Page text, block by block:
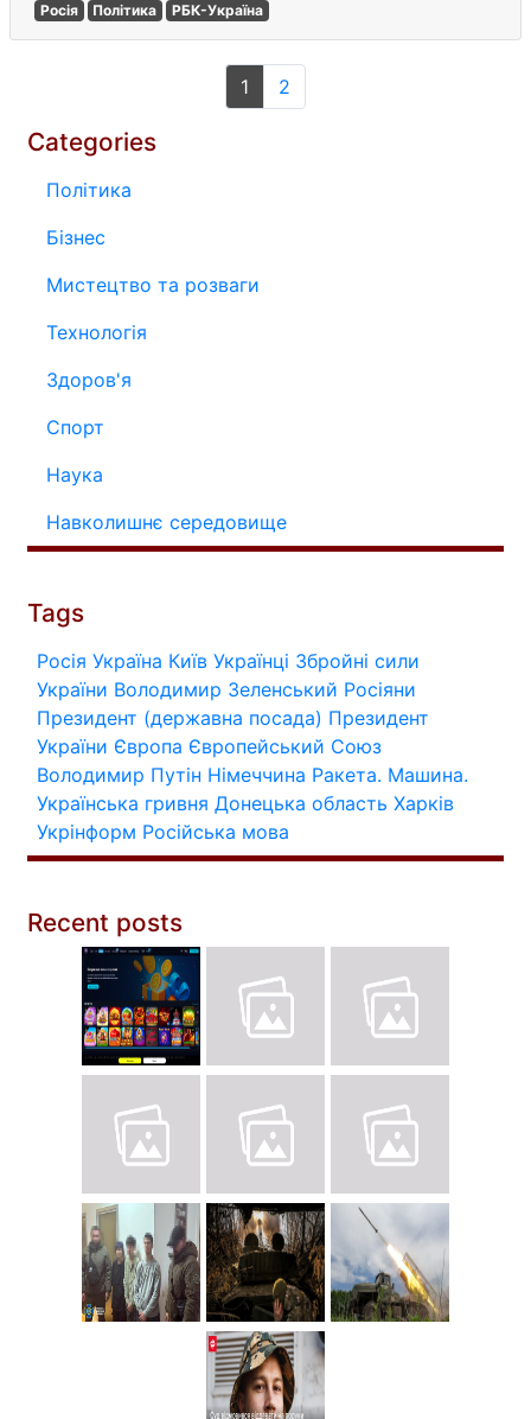
Росія Політика РБК-Україна
1 2
Categories
Політика
Бізнес
Мистецтво та розваги
Технологія
Здоров'я
Спорт
Наука
Навколишнє середовище
Tags
Росія Україна Київ Українці Збройні сили
України Володимир Зеленський Росіяни
Президент (державна посада) Президент
України Європа Європейський Союз
Володимир Путін Німеччина Ракета. Машина.
Українська гривня Донецька область Харків
Укрінформ Російська мова
Recent posts